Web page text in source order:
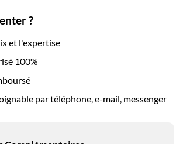
?
et l'expertise
100%
par téléphone, e-mail, messenger